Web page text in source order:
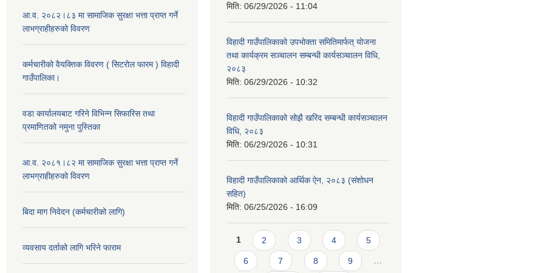
आ.व. २०८२।८३ मा सामाजिक सुरक्षा भत्ता प्राप्त गर्ने
लाभग्राहीहरुको विवरण
कर्मचारीको वैयक्तिक विवरण ( सिटरोल फारम ) विहादी
गाउँपालिका।
वडा कार्यालयबाट गरिने विभिन्न सिफारिस तथा
प्रमाणितको नमुना पुस्तिका
आ.व. २०८१।८२ मा सामाजिक सुरक्षा भत्ता प्राप्त गर्ने
लाभग्राहीहरुको विवरण
बिदा माग निवेदन (कर्मचारीको लागि)
व्यवसाय दर्ताको लागि भरिने फाराम
मिति: 06/29/2026 - 11:04
विहादी गाउँपालिकाको उपभोक्ता समितिमार्फत् योजना
तथा कार्यक्रम सञ्चालन सम्बन्धी कार्यसञ्चालन विधि,
२०८३
मिति: 06/29/2026 - 10:32
विहादी गाउँपालिकाको सोझै खरिद सम्बन्धी कार्यसञ्चालन
विधि, २०८३
मिति: 06/29/2026 - 10:31
विहादी गाउँपालिकाको आर्थिक ऐन, २०८३ (संशोधन
सहित)
मिति: 06/25/2026 - 16:09
Pages
1 2 3 4 5
6 7 8 9 …